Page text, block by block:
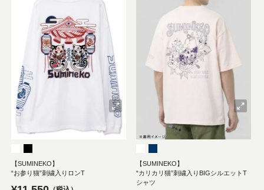
【SUMINEKO】
“お参り猫”刺繍入りロンT
【SUMINEKO】
“カリカリ猫”刺繍入りBIGシルエットT
シャツ